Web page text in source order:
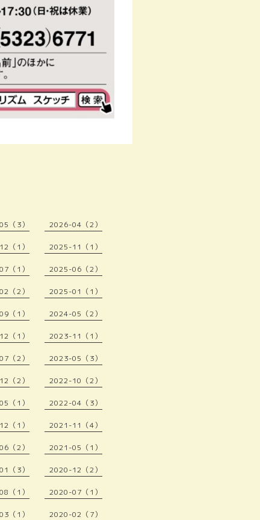
（3） 2026-04（2）
（1） 2025-11（1）
（1） 2025-06（2）
（2） 2025-01（1）
（1） 2024-05（2）
（1） 2023-11（1）
（2） 2023-05（3）
（2） 2022-10（2）
（1） 2022-04（3）
（1） 2021-11（4）
（2） 2021-05（1）
（3） 2020-12（2）
（1） 2020-07（1）
（1） 2020-02（7）